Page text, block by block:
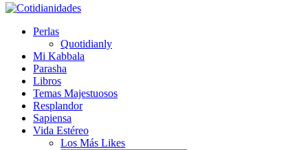
Perlas
Quotidianly
Mi Kabbala
Parasha
Libros
Temas Majestuosos
Resplandor
Sapiensa
Vida Estéreo
Los Más Likes